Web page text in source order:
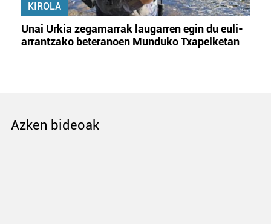
KIROLA
Unai Urkia zegamarrak laugarren egin du euli-
arrantzako beteranoen Munduko Txapelketan
Azken bideoak